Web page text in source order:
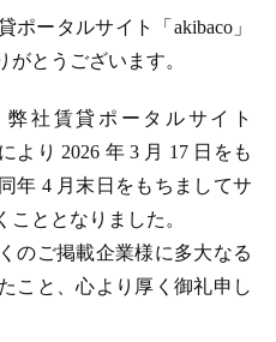
ータルサイト「akibaco」
とうございます。
社賃貸ポータルサイト
より 2026 年 3 月 17 日をも
年 4 月末日をもちましてサ
ととなりました。
のご掲載企業様に多大なる
こと、心より厚く御礼申し